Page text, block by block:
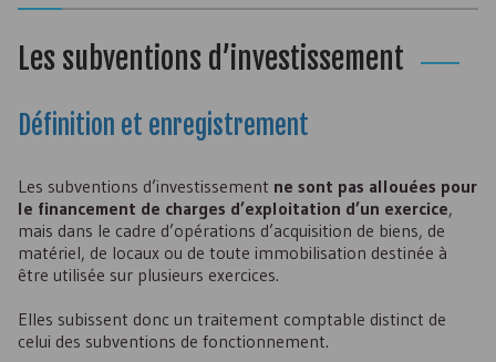
Les subventions d’investissement
Définition et enregistrement
Les subventions d’investissement ne sont pas allouées pour
le financement de charges d’exploitation d’un exercice,
mais dans le cadre d’opérations d’acquisition de biens, de
matériel, de locaux ou de toute immobilisation destinée à
être utilisée sur plusieurs exercices.
Elles subissent donc un traitement comptable distinct de
celui des subventions de fonctionnement.